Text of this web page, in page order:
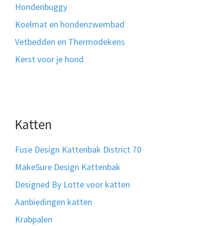
Hondenbuggy
Koelmat en hondenzwembad
Vetbedden en Thermodekens
Kerst voor je hond
Katten
Fuse Design Kattenbak District 70
MakeSure Design Kattenbak
Designed By Lotte voor katten
Aanbiedingen katten
Krabpalen